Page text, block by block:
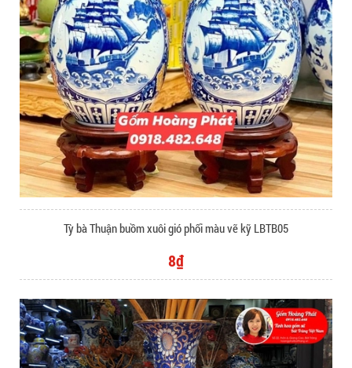
Tỳ bà Thuận buồm xuôi gió phối màu vẽ kỹ LBTB05
8₫